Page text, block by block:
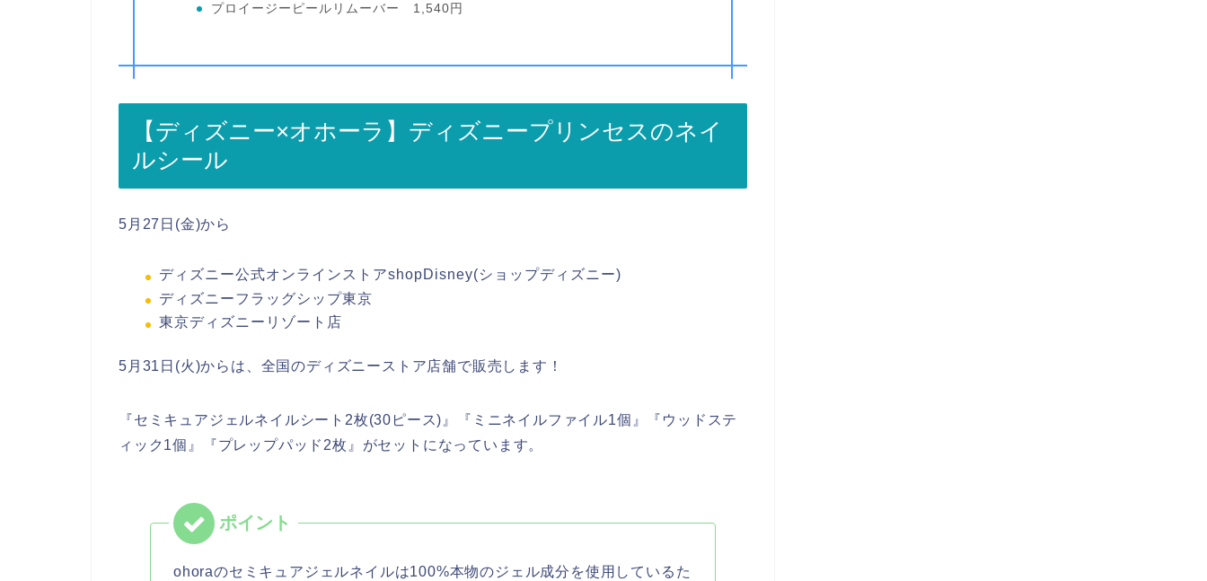
プロイージーピールリムーバー 1,540円
【ディズニー×オホーラ】ディズニープリンセスのネイ
ルシール
5月27日(金)から
ディズニー公式オンラインストアshopDisney(ショップディズニー)
ディズニーフラッグシップ東京
東京ディズニーリゾート店
5月31日(火)からは、全国のディズニーストア店舗で販売します！
『セミキュアジェルネイルシート2枚(30ピース)』『ミニネイルファイル1個』『ウッドステ
ィック1個』『プレップパッド2枚』がセットになっています。
ohoraのセミキュアジェルネイルは100%本物のジェル成分を使用しているた